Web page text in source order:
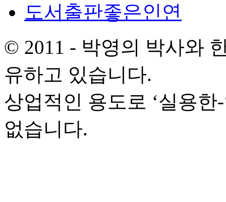
도서출판좋은인연
© 2011 - 박영의 박사와
유하고 있습니다.
상업적인 용도로 ‘실용
없습니다.